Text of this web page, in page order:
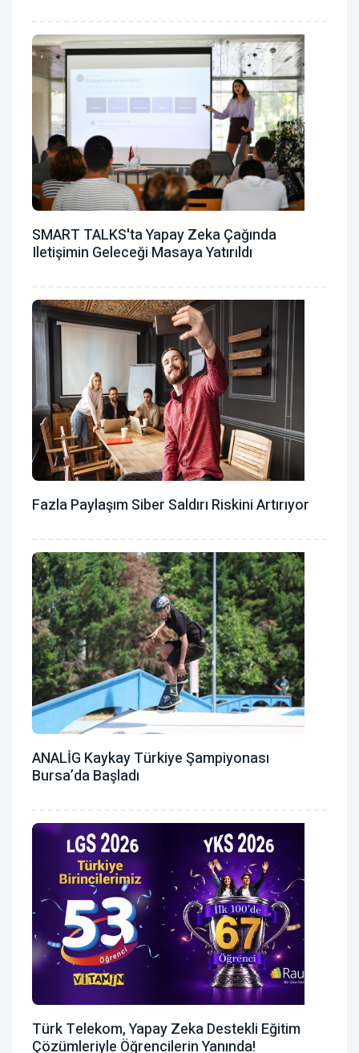
SMART TALKS'ta Yapay Zeka Çağında
Iletişimin Geleceği Masaya Yatırıldı
Fazla Paylaşım Siber Saldırı Riskini Artırıyor
ANALİG Kaykay Türkiye Şampiyonası
Bursa’da Başladı
Türk Telekom, Yapay Zeka Destekli Eğitim
Çözümleriyle Öğrencilerin Yanında!